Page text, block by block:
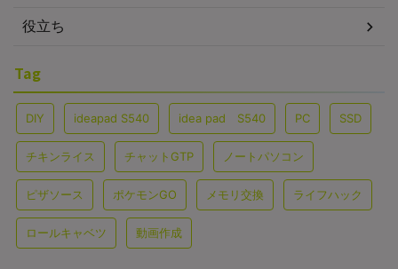
役立ち
Tag
DIY ideapad S540 idea pad S540 PC SSD
チキンライス チャットGTP ノートパソコン
ピザソース ポケモンGO メモリ交換 ライフハック
ロールキャベツ 動画作成